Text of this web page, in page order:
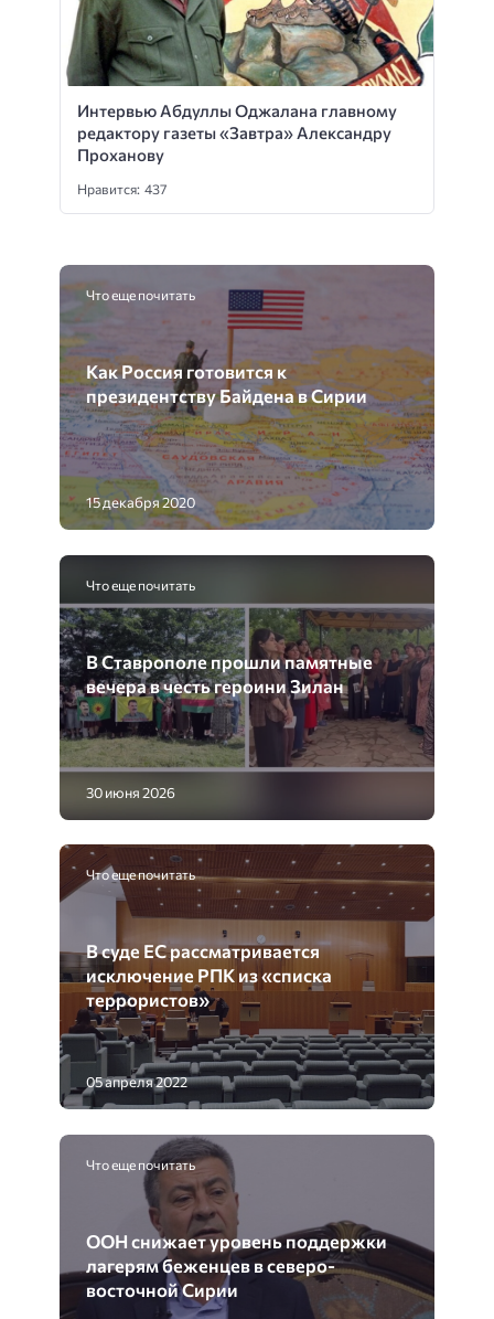
Интервью Абдуллы Оджалана главному
редактору газеты «Завтра» Александру
Проханову
Нравится: 437
Что еще почитать
Как Россия готовится к
президентству Байдена в Сирии
15 декабря 2020
Что еще почитать
В Ставрополе прошли памятные
вечера в честь героини Зилан
30 июня 2026
Что еще почитать
В суде ЕС рассматривается
исключение РПК из «списка
террористов»
05 апреля 2022
Что еще почитать
ООН снижает уровень поддержки
лагерям беженцев в северо-
восточной Сирии